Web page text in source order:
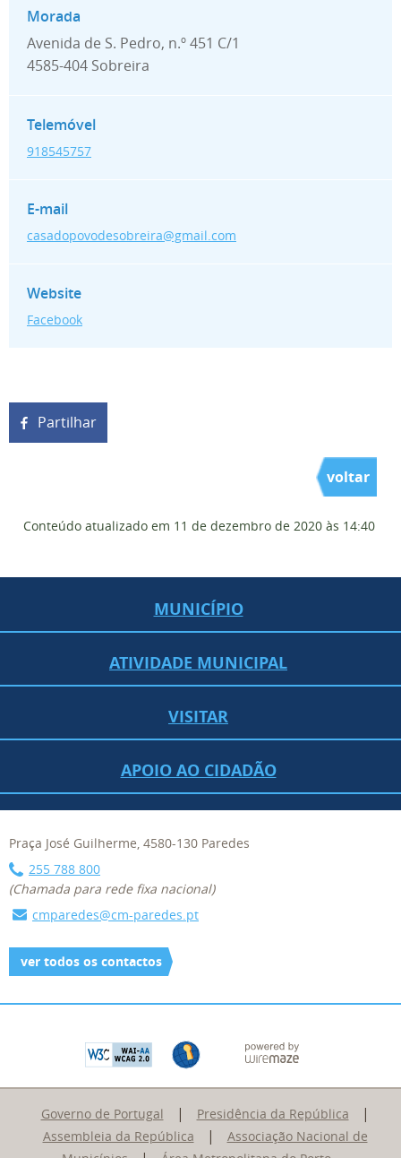
Avenida de S. Pedro, n.º 451 C/1
4585-404 Sobreira
918545757
casadopovodesobreira@gmail.com
Facebook
Partilhar
voltar
Conteúdo atualizado em 11 de dezembro de 2020 às 14:40
MUNICÍPIO
ATIVIDADE MUNICIPAL
VISITAR
APOIO AO CIDADÃO
Praça José Guilherme, 4580-130 Paredes
255 788 800
(Chamada para rede fixa nacional)
cmparedes@cm-paredes.pt
ver todos os contactos
Governo de Portugal | Presidência da República |
Assembleia da República |
Associação Nacional de